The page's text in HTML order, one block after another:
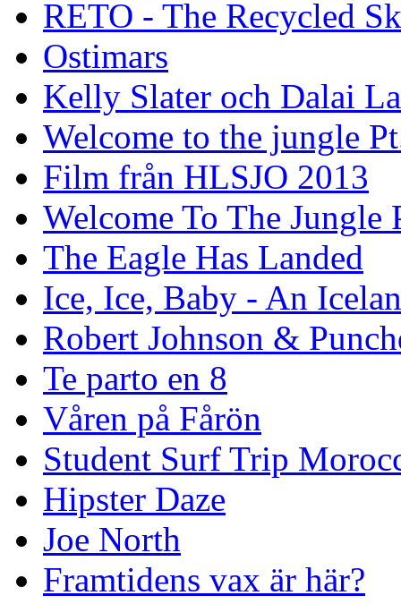
RETO - The Recycled
Ostimars
Kelly Slater och Dalai
Welcome to the jungle
Film från HLSJO 2013
Welcome To The Jungle
The Eagle Has Landed
Ice, Ice, Baby - An
Robert Johnson &
Te parto en 8
Våren på Fårön
Student Surf Trip
Hipster Daze
Joe North
Framtidens vax är här?